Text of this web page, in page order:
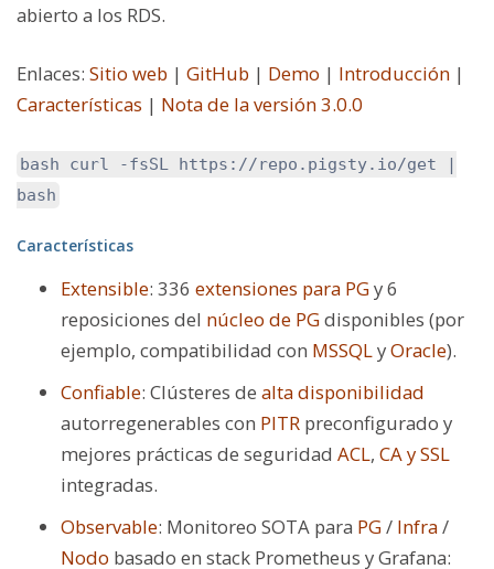
abierto a los RDS.
Enlaces: Sitio web | GitHub | Demo | Introducción |
Características | Nota de la versión 3.0.0
bash curl -fsSL https://repo.pigsty.io/get |
bash
Características
Extensible: 336 extensiones para PGy 6
reposiciones del núcleo de PGdisponibles (por
ejemplo, compatibilidad con MSSQLyOracle).
Confiable: Clústeres de alta disponibilidad
autorregenerables con PITR preconfigurado y
mejores prácticas de seguridad ACL, CA y SSL
integradas.
Observable: Monitoreo SOTA para PG/ Infra/
Nodo basado en stack Prometheus y Grafana: